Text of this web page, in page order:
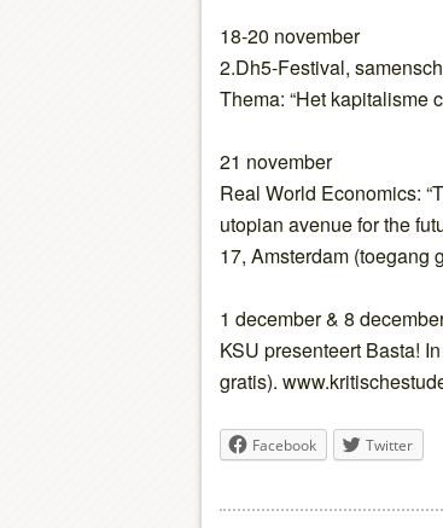
18-20 november
2.Dh5-Festival,
Thema: “Het kapitalisme
21 november
Real World Economics:
utopian avenue for the
17, Amsterdam (toegang
1 december & 8
KSU presenteert Basta!
gratis).
Facebook Twitter